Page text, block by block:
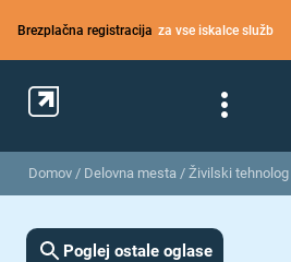
Brezplačna registracija za vse iskalce služb
Domov / Delovna mesta / Živilski
Poglej ostale oglase